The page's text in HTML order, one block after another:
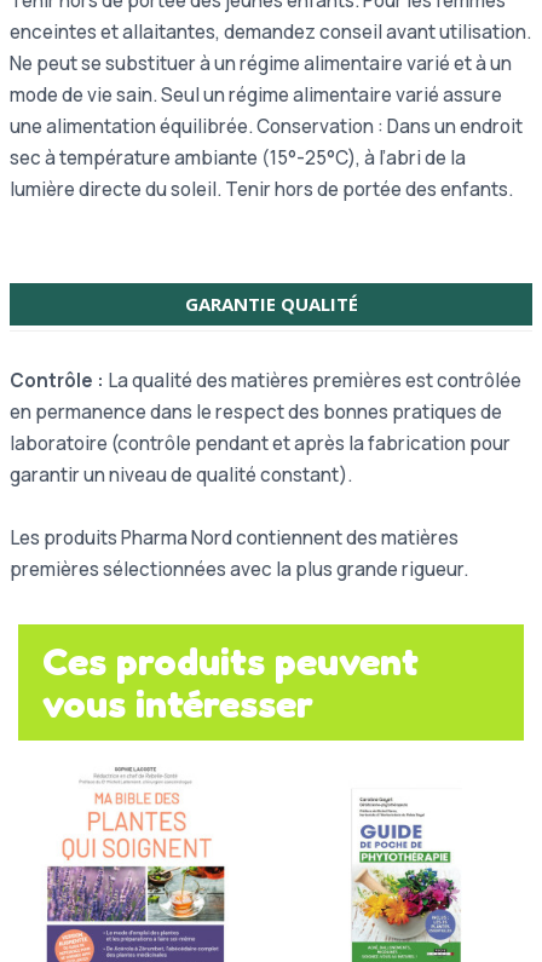
enceintes et allaitantes, demandez conseil avant utilisation.
Ne peut se substituer à un régime alimentaire varié et à un
mode de vie sain.Seul un régime alimentaire varié assure
une alimentation équilibrée.Conservation : Dans un endroit
sec à température ambiante (15°-25°C), à l’abri de la
lumière directe du soleil. Tenir hors de portée des enfants.
GARANTIE QUALITÉ
Contrôle : La qualité des matières premières est contrôlée
en permanence dans le respect des bonnes pratiques de
laboratoire (contrôle pendant et après la fabrication pour
garantir un niveau de qualité constant).
Les produits Pharma Nord contiennent des matières
premières sélectionnées avec la plus grande rigueur.
Ces produits peuvent
vous intéresser